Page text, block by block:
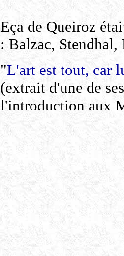
Eça de Queiroz
: Balzac, Stendhal,
"L'art est tout, car
(extrait d'une de
l'introduction aux